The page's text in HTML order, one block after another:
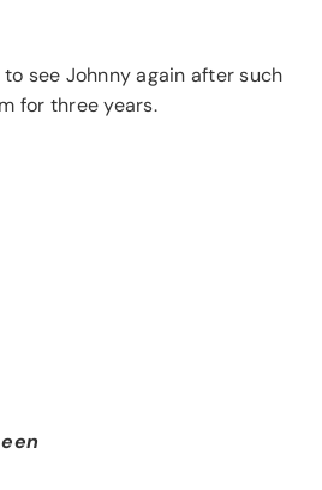
see Johnny again after such
for three years.